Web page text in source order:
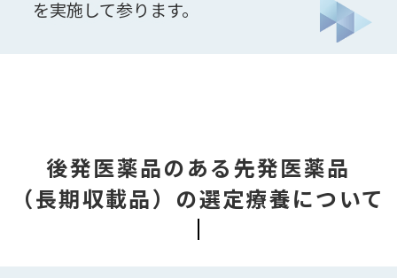
を実施して参ります。
後発医薬品のある先発医薬品
（長期収載品） の選定療養について